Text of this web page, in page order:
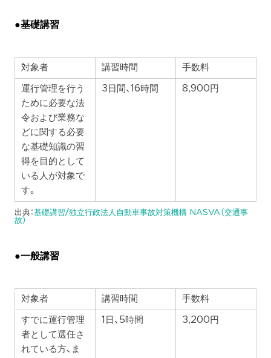
●基礎講習
対象者 講習時間 手数料
運行管理を行う
ために必要な法
令および業務な
どに関する必要
な基礎知識の習
得を目的として
いる人が対象で
す。
3日間、16時間 8,900円
出典：基礎講習/独立行政法人自動車事故対策機構 NASVA（交通事
故）
●一般講習
対象者 講習時間 手数料
すでに運行管理
者として選任さ
れている方、ま
1日、5時間 3,200円